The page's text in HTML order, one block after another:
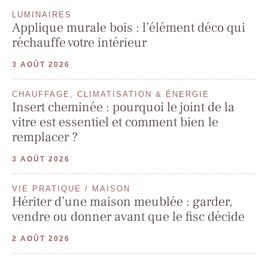
LUMINAIRES
Applique murale bois : l’élément déco qui
réchauffe votre intérieur
3 AOÛT 2026
CHAUFFAGE, CLIMATISATION & ÉNERGIE
Insert cheminée : pourquoi le joint de la
vitre est essentiel et comment bien le
remplacer ?
3 AOÛT 2026
VIE PRATIQUE / MAISON
Hériter d’une maison meublée : garder,
vendre ou donner avant que le fisc décide
2 AOÛT 2026